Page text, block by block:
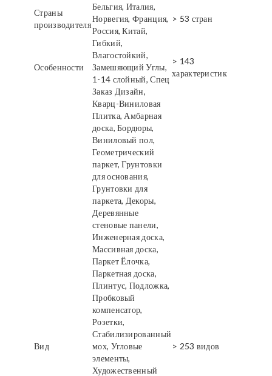
Страны
производителя
Бельгия, Италия,
Норвегия, Франция,
Россия, Китай,
> 53 стран
Особенности
Гибкий,
Влагостойкий,
Замешяющий Углы,
1-14 слойный, Спец
Заказ Дизайн,
> 143
характеристик
Вид
Кварц-Виниловая
Плитка, Амбарная
доска, Бордюры,
Виниловый пол,
Геометрический
паркет, Грунтовки
для основания,
Грунтовки для
паркета, Декоры,
Деревянные
стеновые панели,
Инженерная доска,
Массивная доска,
Паркет Ёлочка,
Паркетная доска,
Плинтус, Подложка,
Пробковый
компенсатор,
Розетки,
Стабилизированный
мох, Угловые
элементы,
Художественный
> 253 видов